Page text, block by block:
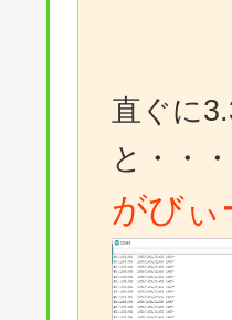
直ぐに
と・・
がびぃ